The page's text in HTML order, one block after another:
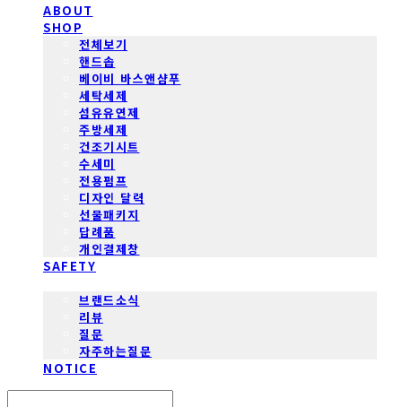
ABOUT
SHOP
전체보기
핸드솝
베이비 바스앤샴푸
세탁세제
섬유유연제
주방세제
건조기시트
수세미
전용펌프
디자인 달력
선물패키지
답례품
개인결제창
SAFETY
브랜드소식
리뷰
질문
자주하는질문
NOTICE